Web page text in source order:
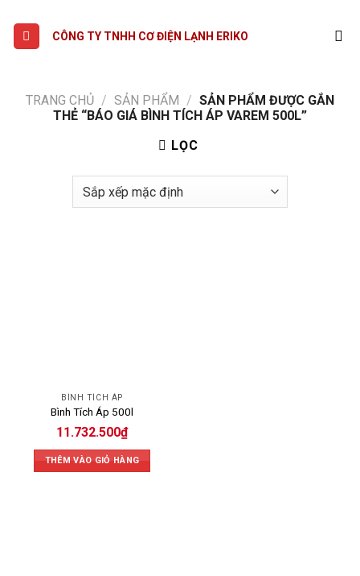
content
CÔNG TY TNHH CƠ ĐIỆN LẠNH ERIKO
TRANG CHỦ / SẢN PHẨM / SẢN PHẨM ĐƯỢC GẮN
THẺ “BÁO GIÁ BÌNH TÍCH ÁP VAREM 500L”
LỌC
BÌNH TÍCH ÁP
Bình Tích Áp 500l
11.732.500₫
THÊM VÀO GIỎ HÀNG